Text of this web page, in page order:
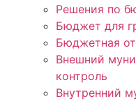
Решения по
Бюджет для
Бюджетная
Внешний
контроль
Внутренний